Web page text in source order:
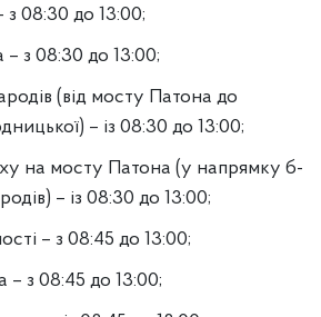
з 08:30 до 13:00;
– з 08:30 до 13:00;
(від мосту Патона до
– із 08:30 до 13:00;
на мосту Патона (у напрямку б-
– із 08:30 до 13:00;
– з 08:45 до 13:00;
– з 08:45 до 13:00;